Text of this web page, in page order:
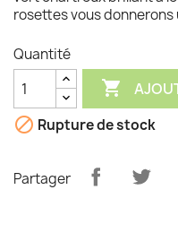
rosettes vous donnerons
Quantité

 Rupture de stock
Partager